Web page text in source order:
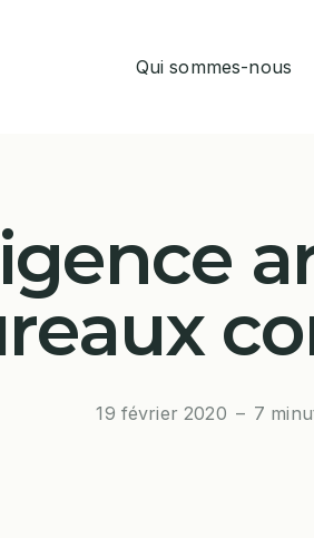
Qui sommes-nous
19 février 2020 – 7